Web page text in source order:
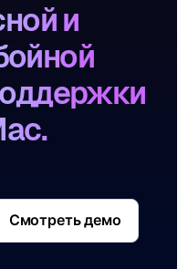
и
Смотреть демо